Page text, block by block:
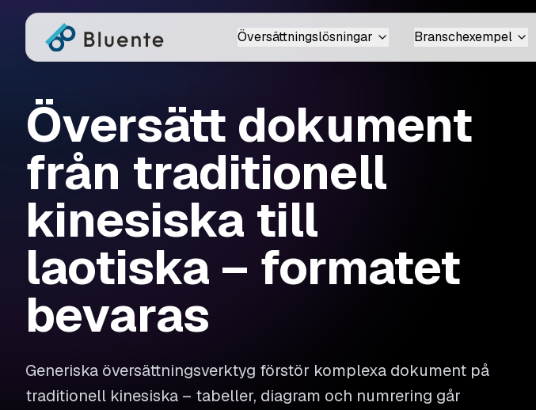
Översättningslösningar Branschexempel
Översätt dokument
från traditionell
kinesiska till
laotiska – formatet
bevaras
Generiska översättningsverktyg förstör komplexa dokument på
traditionell kinesiska – tabeller, diagram och numrering går